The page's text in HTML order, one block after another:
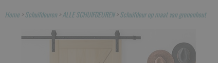
Home>Schuifdeuren>ALLE SCHUIFDEUREN>Schuifdeur op maat van grenenhout